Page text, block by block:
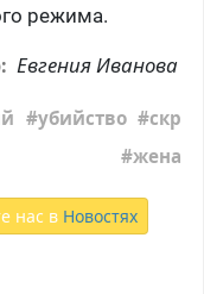
режима.
Евгения Иванова
убийство
скр
жена
нас в Новостях